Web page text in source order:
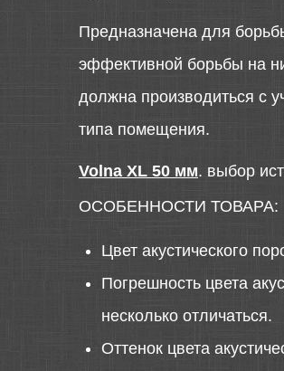
Предназначена для
эффективной борьбы на
должна производиться с
типа помещения.
Volna XL 50 мм. выбор
ОСОБЕННОСТИ ТОВАРА:
Цвет акустического
Погрешность цвета
несколько отличаться.
Оттенок цвета